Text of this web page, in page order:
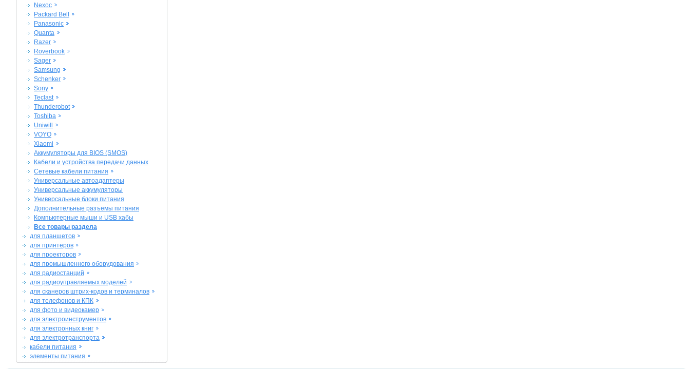
Nexoc
Packard Bell
Panasonic
Quanta
Razer
Roverbook
Sager
Samsung
Schenker
Sony
Teclast
Thunderobot
Toshiba
Uniwill
VOYO
Xiaomi
Аккумуляторы для BIOS (SMOS)
Кабели и устройства передачи данных
Сетевые кабели питания
Универсальные автоадаптеры
Универсальные аккумуляторы
Универсальные блоки питания
Дополнительные разъемы питания
Компьютерные мыши и USB хабы
Все товары раздела
для планшетов
для принтеров
для проекторов
для промышленного оборудования
для радиостанций
для радиоуправляемых моделей
для сканеров штрих-кодов и терминалов
для телефонов и КПК
для фото и видеокамер
для электроинструментов
для электронных книг
для электротранспорта
кабели питания
элементы питания